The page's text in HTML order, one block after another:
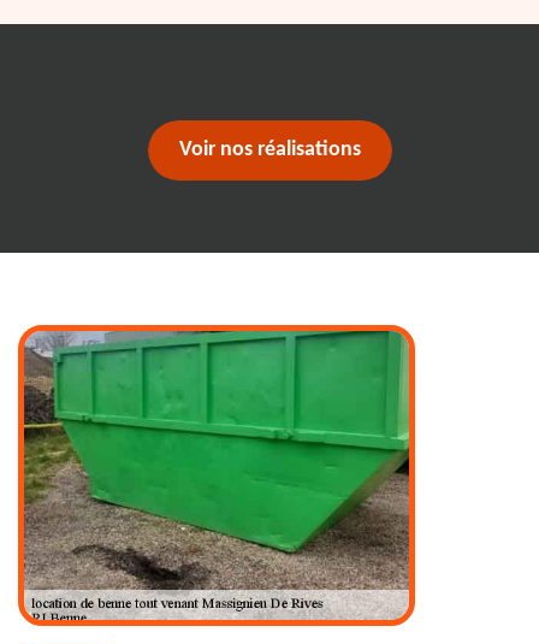
Voir nos réalisations